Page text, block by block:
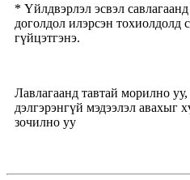
* Үйлдвэрлэл эсвэл
доголдол илэрсэн тохиолдолд
гүйцэтгэнэ.
Лавлагаанд тавтай морилно уу,
дэлгэрэнгүй мэдээлэл авахыг
зочилно уу